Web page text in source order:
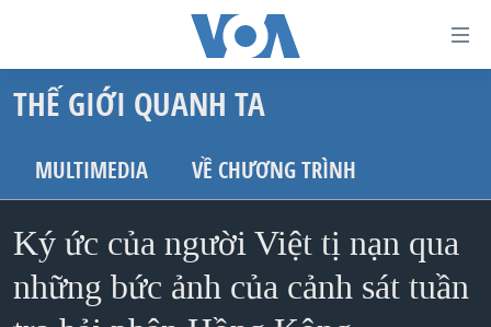
dẫn
truy
cập
dung
chính
TRANG CHỦ
VIỆT NAM
HOA KỲ
BIỂN ĐÔNG
THẾ GIỚI
BLOG
THẾ GIỚI QUANH TA
MULTIMEDIA VỀ CHƯƠNG TRÌNH
Ký ức của người Việt tị nạn qua
những bức ảnh của cảnh sát tuần